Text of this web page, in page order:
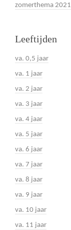
zomerthema
Leeftijden
va. 0,5 jaar
va. 1 jaar
va. 2 jaar
va. 3 jaar
va. 4 jaar
va. 5 jaar
va. 6 jaar
va. 7 jaar
va. 8 jaar
va. 9 jaar
va. 10 jaar
va. 11 jaar